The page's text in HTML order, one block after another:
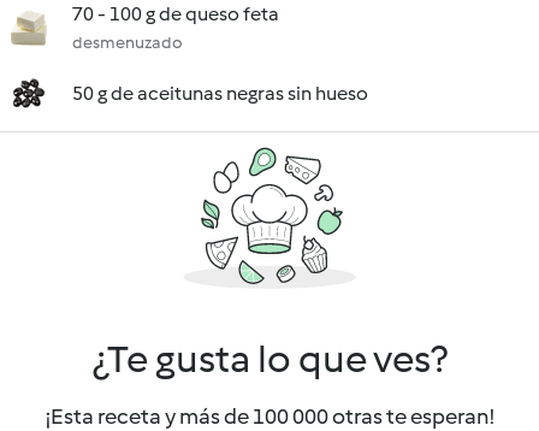
70 - 100 g de queso feta
desmenuzado
50 g de aceitunas negras sin hueso
¿Te gusta lo que ves?
¡Esta receta y más de 100 000 otras te esperan!